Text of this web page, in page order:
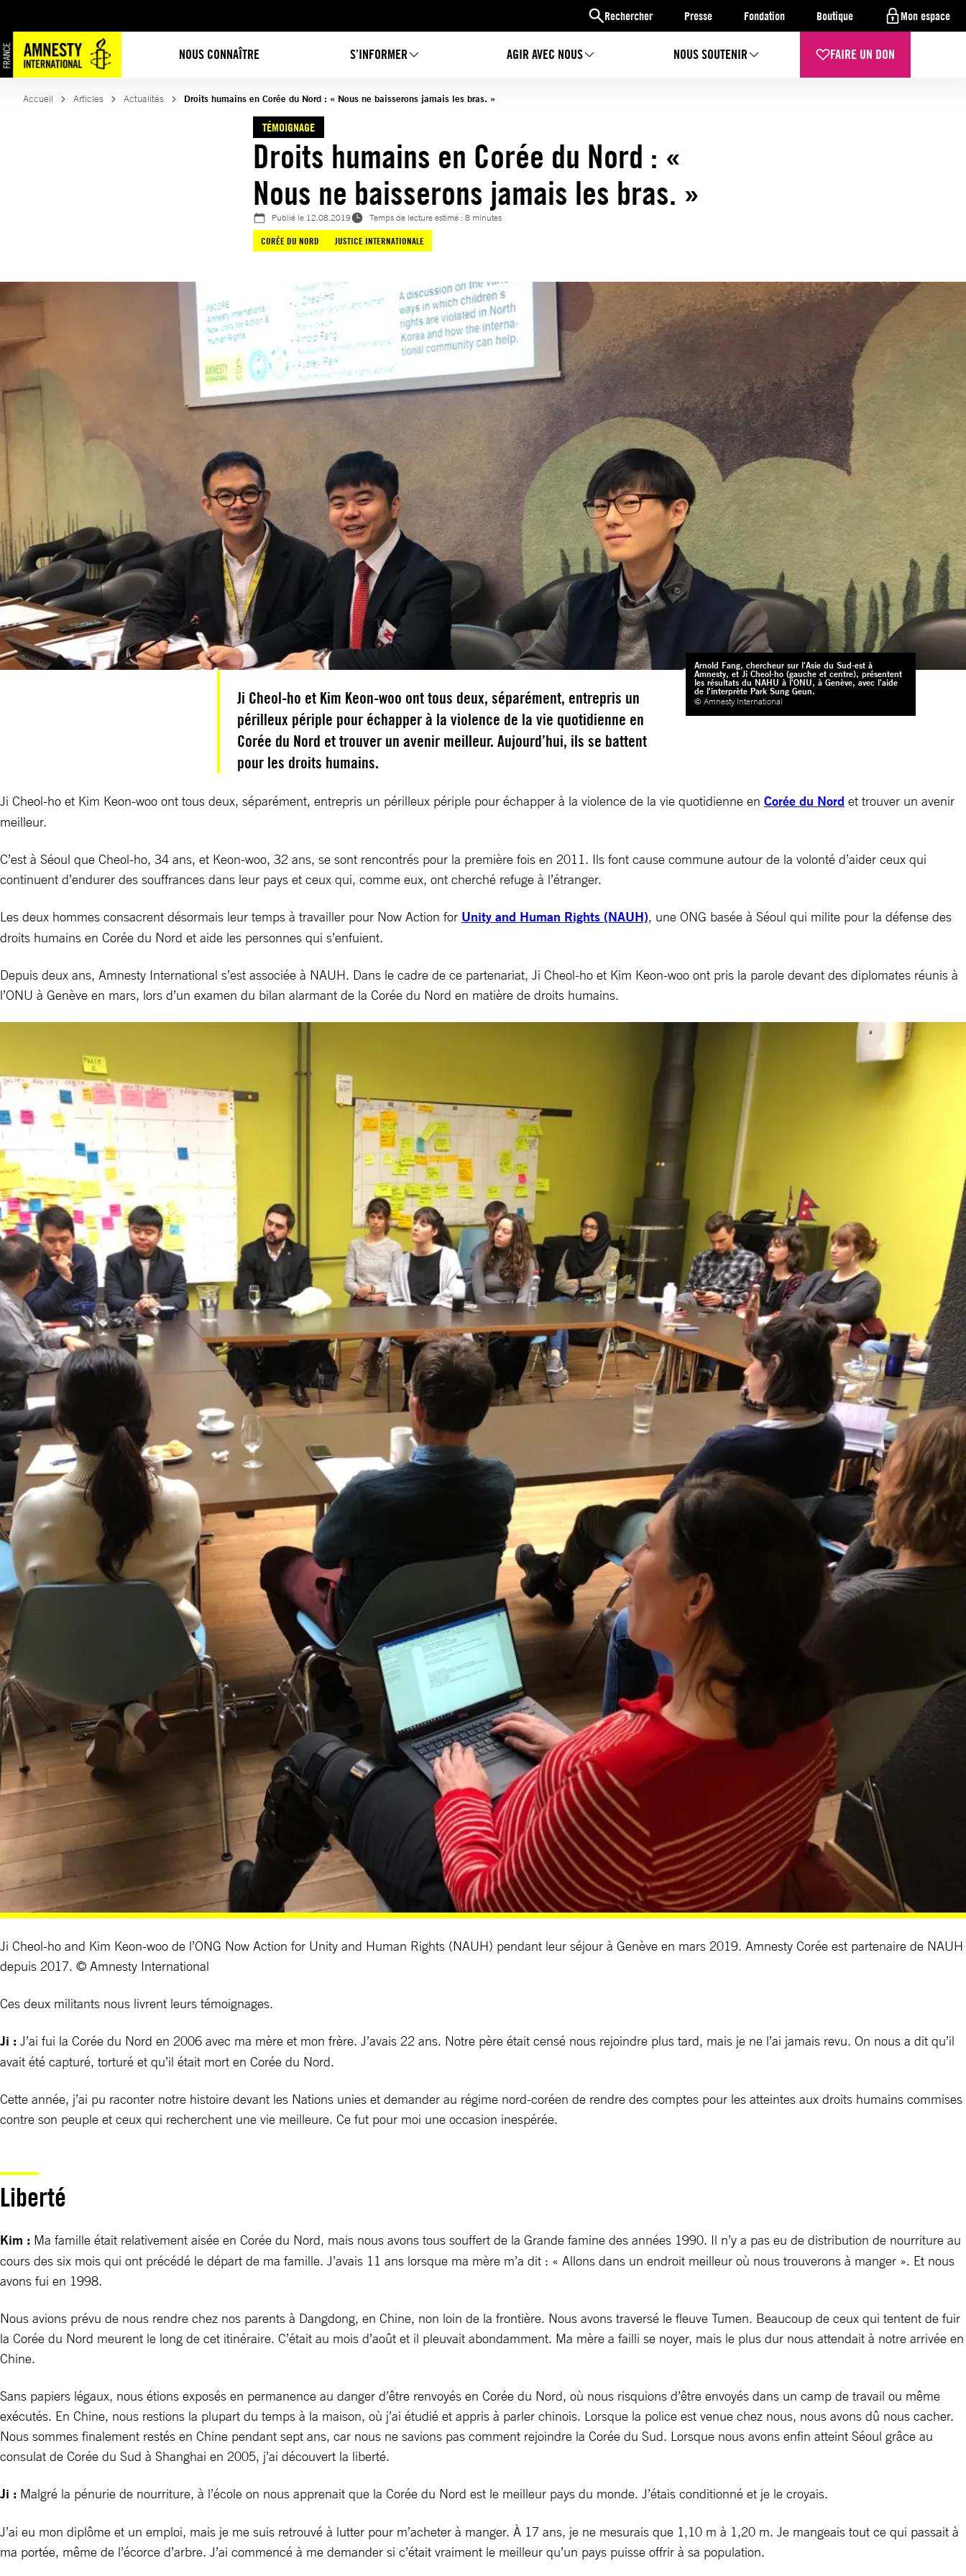
Rechercher Presse Fondation Boutique Mon espace
NOUS CONNAÎTRE S’INFORMER AGIR AVEC NOUS NOUS SOUTENIR FAIRE UN DON
au
contenu
Accueil Articles Actualités Droits humains en Corée du Nord : « Nous ne baisserons jamais les bras. »
TÉMOIGNAGE
Droits humains en Corée du Nord : «
Nous ne baisserons jamais les bras. »
Publié le 12.08.2019
Temps de lecture estimé : 8 minutes
CORÉE DU NORD
JUSTICE INTERNATIONALE
Arnold Fang, chercheur sur l'Asie du Sud-est à
Amnesty, et Ji Cheol-ho (gauche et centre), présentent
les résultats du NAHU à l'ONU, à Genève, avec l'aide
de l'interprète Park Sung Geun.
© Amnesty International
Ji Cheol-ho et Kim Keon-woo ont tous deux, séparément, entrepris un
périlleux périple pour échapper à la violence de la vie quotidienne en
Corée du Nord et trouver un avenir meilleur. Aujourd’hui, ils se battent
pour les droits humains.
Ji Cheol-ho et Kim Keon-woo ont tous deux, séparément, entrepris un périlleux périple pour échapper à la violence de la vie quotidienne en Corée du Nord et trouver un avenir
meilleur.
C’est à Séoul que Cheol-ho, 34 ans, et Keon-woo, 32 ans, se sont rencontrés pour la première fois en 2011. Ils font cause commune autour de la volonté d’aider ceux qui
continuent d’endurer des souffrances dans leur pays et ceux qui, comme eux, ont cherché refuge à l’étranger.
Les deux hommes consacrent désormais leur temps à travailler pour Now Action for Unity and Human Rights (NAUH), une ONG basée à Séoul qui milite pour la défense des
droits humains en Corée du Nord et aide les personnes qui s’enfuient.
Depuis deux ans, Amnesty International s’est associée à NAUH. Dans le cadre de ce partenariat, Ji Cheol-ho et Kim Keon-woo ont pris la parole devant des diplomates réunis à
l’ONU à Genève en mars, lors d’un examen du bilan alarmant de la Corée du Nord en matière de droits humains.
Ji Cheol-ho and Kim Keon-woo de l’ONG Now Action for Unity and Human Rights (NAUH) pendant leur séjour à Genève en mars 2019. Amnesty Corée est partenaire de NAUH
depuis 2017. © Amnesty International
Ces deux militants nous livrent leurs témoignages.
Ji : J’ai fui la Corée du Nord en 2006 avec ma mère et mon frère. J’avais 22 ans. Notre père était censé nous rejoindre plus tard, mais je ne l’ai jamais revu. On nous a dit qu’il
avait été capturé, torturé et qu’il était mort en Corée du Nord.
Cette année, j’ai pu raconter notre histoire devant les Nations unies et demander au régime nord-coréen de rendre des comptes pour les atteintes aux droits humains commises
contre son peuple et ceux qui recherchent une vie meilleure. Ce fut pour moi une occasion inespérée.
Liberté
Kim : Ma famille était relativement aisée en Corée du Nord, mais nous avons tous souffert de la Grande famine des années 1990. Il n’y a pas eu de distribution de nourriture au
cours des six mois qui ont précédé le départ de ma famille. J’avais 11 ans lorsque ma mère m’a dit : « Allons dans un endroit meilleur où nous trouverons à manger ». Et nous
avons fui en 1998.
Nous avions prévu de nous rendre chez nos parents à Dangdong, en Chine, non loin de la frontière. Nous avons traversé le fleuve Tumen. Beaucoup de ceux qui tentent de fuir
la Corée du Nord meurent le long de cet itinéraire. C’était au mois d’août et il pleuvait abondamment. Ma mère a failli se noyer, mais le plus dur nous attendait à notre arrivée en
Chine.
Sans papiers légaux, nous étions exposés en permanence au danger d’être renvoyés en Corée du Nord, où nous risquions d’être envoyés dans un camp de travail ou même
exécutés. En Chine, nous restions la plupart du temps à la maison, où j’ai étudié et appris à parler chinois. Lorsque la police est venue chez nous, nous avons dû nous cacher.
Nous sommes finalement restés en Chine pendant sept ans, car nous ne savions pas comment rejoindre la Corée du Sud. Lorsque nous avons enfin atteint Séoul grâce au
consulat de Corée du Sud à Shanghai en 2005, j’ai découvert la liberté.
Ji : Malgré la pénurie de nourriture, à l’école on nous apprenait que la Corée du Nord est le meilleur pays du monde. J’étais conditionné et je le croyais.
J’ai eu mon diplôme et un emploi, mais je me suis retrouvé à lutter pour m’acheter à manger. À 17 ans, je ne mesurais que 1,10 m à 1,20 m. Je mangeais tout ce qui passait à
ma portée, même de l’écorce d’arbre. J’ai commencé à me demander si c’était vraiment le meilleur qu’un pays puisse offrir à sa population.